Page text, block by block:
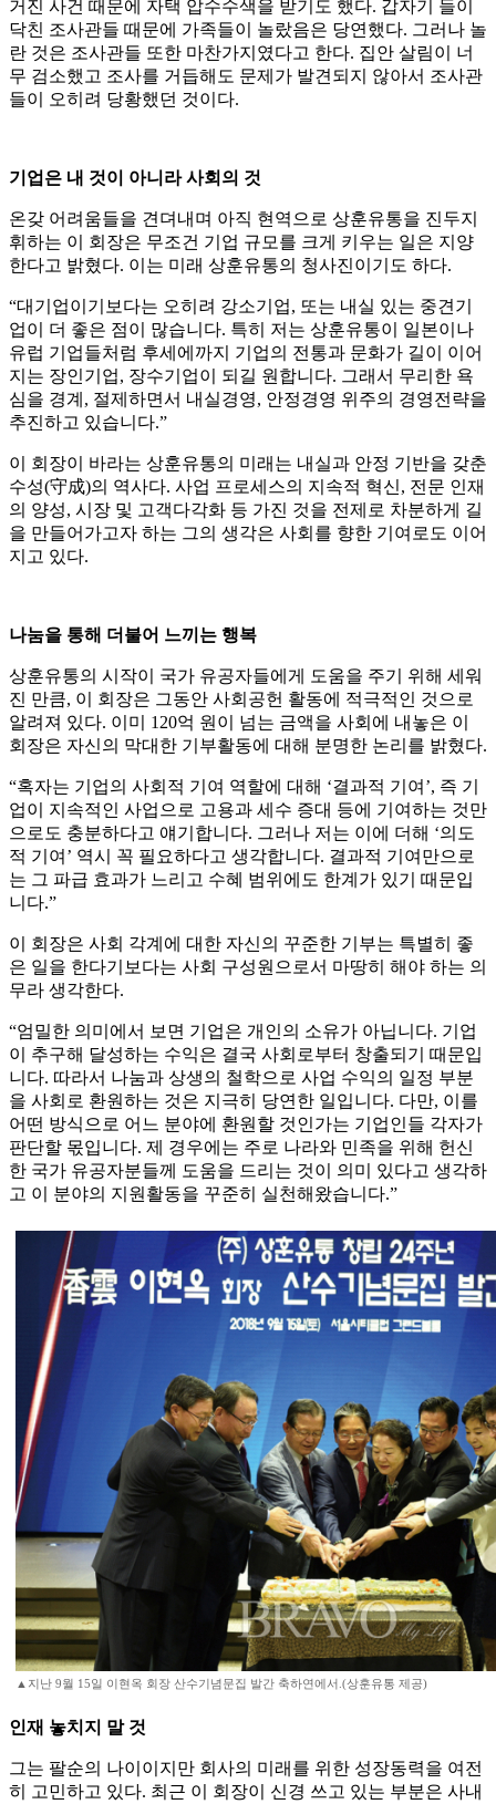
거진 사건 때문에 자택 압수수색을 받기도 했다. 갑자기 들이
닥친 조사관들 때문에 가족들이 놀랐음은 당연했다. 그러나 놀
란 것은 조사관들 또한 마찬가지였다고 한다. 집안 살림이 너
무 검소했고 조사를 거듭해도 문제가 발견되지 않아서 조사관
들이 오히려 당황했던 것이다.
기업은 내 것이 아니라 사회의 것
온갖 어려움들을 견뎌내며 아직 현역으로 상훈유통을 진두지
휘하는 이 회장은 무조건 기업 규모를 크게 키우는 일은 지양
한다고 밝혔다. 이는 미래 상훈유통의 청사진이기도 하다.
“대기업이기보다는 오히려 강소기업, 또는 내실 있는 중견기
업이 더 좋은 점이 많습니다. 특히 저는 상훈유통이 일본이나
유럽 기업들처럼 후세에까지 기업의 전통과 문화가 길이 이어
지는 장인기업, 장수기업이 되길 원합니다. 그래서 무리한 욕
심을 경계, 절제하면서 내실경영, 안정경영 위주의 경영전략을
추진하고 있습니다.”
이 회장이 바라는 상훈유통의 미래는 내실과 안정 기반을 갖춘
수성(守成)의 역사다. 사업 프로세스의 지속적 혁신, 전문 인재
의 양성, 시장 및 고객다각화 등 가진 것을 전제로 차분하게 길
을 만들어가고자 하는 그의 생각은 사회를 향한 기여로도 이어
지고 있다.
나눔을 통해 더불어 느끼는 행복
상훈유통의 시작이 국가 유공자들에게 도움을 주기 위해 세워
진 만큼, 이 회장은 그동안 사회공헌 활동에 적극적인 것으로
알려져 있다. 이미 120억 원이 넘는 금액을 사회에 내놓은 이
회장은 자신의 막대한 기부활동에 대해 분명한 논리를 밝혔다.
“혹자는 기업의 사회적 기여 역할에 대해 ‘결과적 기여’, 즉 기
업이 지속적인 사업으로 고용과 세수 증대 등에 기여하는 것만
으로도 충분하다고 얘기합니다. 그러나 저는 이에 더해 ‘의도
적 기여’ 역시 꼭 필요하다고 생각합니다. 결과적 기여만으로
는 그 파급 효과가 느리고 수혜 범위에도 한계가 있기 때문입
니다.”
이 회장은 사회 각계에 대한 자신의 꾸준한 기부는 특별히 좋
은 일을 한다기보다는 사회 구성원으로서 마땅히 해야 하는 의
무라 생각한다.
“엄밀한 의미에서 보면 기업은 개인의 소유가 아닙니다. 기업
이 추구해 달성하는 수익은 결국 사회로부터 창출되기 때문입
니다. 따라서 나눔과 상생의 철학으로 사업 수익의 일정 부분
을 사회로 환원하는 것은 지극히 당연한 일입니다. 다만, 이를
어떤 방식으로 어느 분야에 환원할 것인가는 기업인들 각자가
판단할 몫입니다. 제 경우에는 주로 나라와 민족을 위해 헌신
한 국가 유공자분들께 도움을 드리는 것이 의미 있다고 생각하
고 이 분야의 지원활동을 꾸준히 실천해왔습니다.”
▲지난 9월 15일 이현옥 회장 산수기념문집 발간 축하연에서.(상훈유통 제공)
인재 놓치지 말 것
그는 팔순의 나이이지만 회사의 미래를 위한 성장동력을 여전
히 고민하고 있다. 최근 이 회장이 신경 쓰고 있는 부분은 사내